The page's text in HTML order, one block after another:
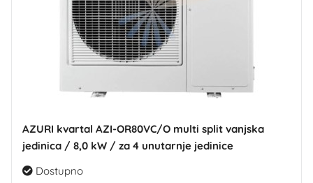
AZURI kvartal AZI-OR80VC/O multi split vanjska
jedinica / 8,0 kW / za 4 unutarnje jedinice
Dostupno